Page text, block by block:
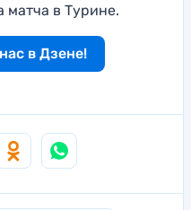
матча в Турине.
в Дзене!